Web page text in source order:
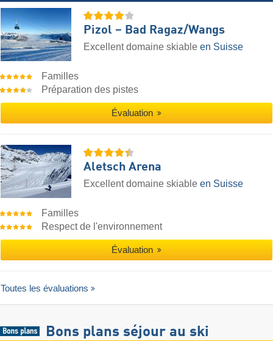
Pizol – Bad Ragaz/​Wangs
Excellent domaine skiable en Suisse
Familles
Préparation des pistes
Évaluation
Aletsch Arena
Excellent domaine skiable en Suisse
Familles
Respect de l'environnement
Évaluation
Toutes les évaluations
Bons plans séjour au ski